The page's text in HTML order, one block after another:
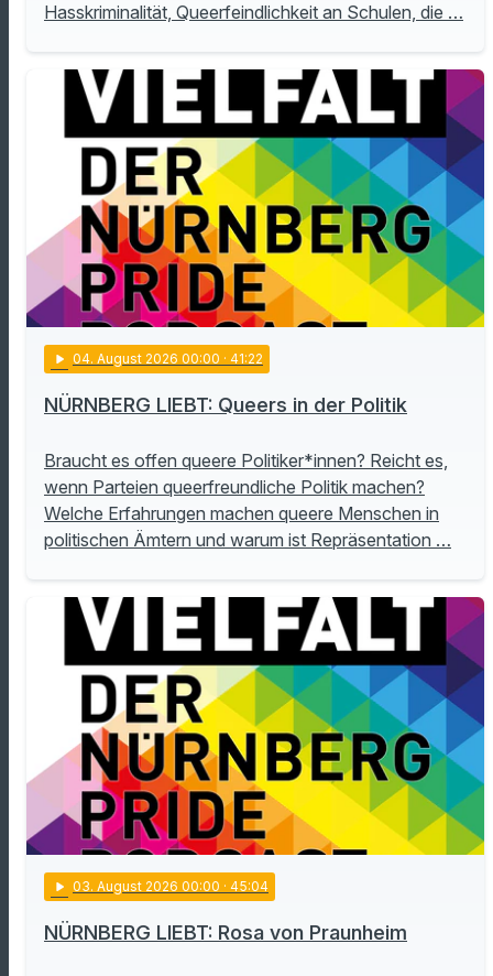
Hasskriminalität, Queerfeindlichkeit an Schulen, die …
play_arrow 04. August 2026 00:00 · 41:22
NÜRNBERG LIEBT: Queers in der Politik
Braucht es offen queere Politiker*innen? Reicht es,
wenn Parteien queerfreundliche Politik machen?
Welche Erfahrungen machen queere Menschen in
politischen Ämtern und warum ist Repräsentation …
play_arrow 03. August 2026 00:00 · 45:04
NÜRNBERG LIEBT: Rosa von Praunheim